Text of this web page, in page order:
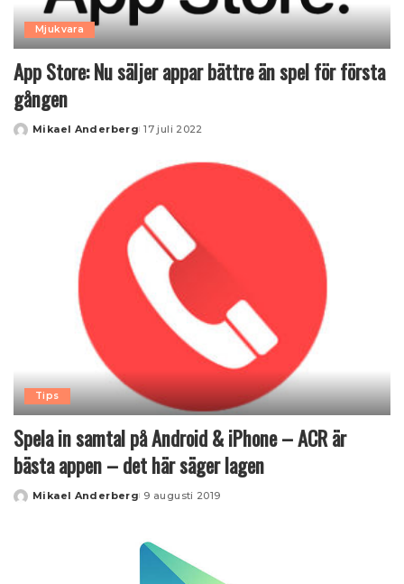
Mjukvara
App Store: Nu säljer appar bättre än spel för första
gången
Posted
Mikael Anderberg 17 juli 2022
Tips
Spela in samtal på Android & iPhone – ACR är
bästa appen – det här säger lagen
Posted
Mikael Anderberg 9 augusti 2019